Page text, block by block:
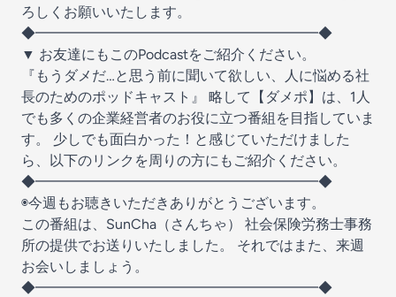
ろしくお願いいたします。
◆━━━━━━━━━━━━━━━━━━━━◆
▼ お友達にもこのPodcastをご紹介ください。
『もうダメだ…と思う前に聞いて欲しい、人に悩める社
長のためのポッドキャスト』 略して【ダメポ】は、1人
でも多くの企業経営者のお役に立つ番組を目指していま
す。 少しでも面白かった！と感じていただけました
ら、以下のリンクを周りの方にもご紹介ください。
◆━━━━━━━━━━━━━━━━━━━━◆
◉今週もお聴きいただきありがとうございます。
この番組は、 SunCha（さんちゃ） 社会保険労務士事務
所の提供でお送りいたしました。 それではまた、来週
お会いしましょう。
◆━━━━━━━━━━━━━━━━━━━━◆